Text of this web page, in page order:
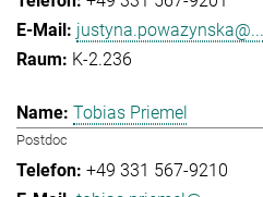
justyna.powazynska@...
K-2.236
Tobias Priemel
Postdoc
+49 331 567-9210